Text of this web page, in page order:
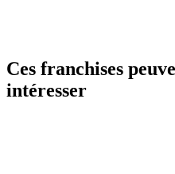
Ces franchises
intéresser